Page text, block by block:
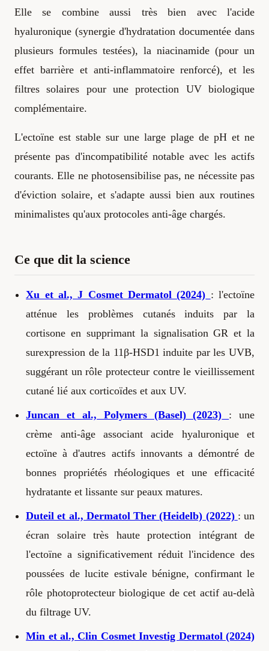
Elle se combine aussi très bien avec l'acide
hyaluronique (synergie d'hydratation documentée dans
plusieurs formules testées), la niacinamide (pour un
effet barrière et anti-inflammatoire renforcé), et les
filtres solaires pour une protection UV biologique
complémentaire.
L'ectoïne est stable sur une large plage de pH et ne
présente pas d'incompatibilité notable avec les actifs
courants. Elle ne photosensibilise pas, ne nécessite pas
d'éviction solaire, et s'adapte aussi bien aux routines
minimalistes qu'aux protocoles anti-âge chargés.
Ce que dit la science
Xu et al., J Cosmet Dermatol (2024) : l'ectoïne
atténue les problèmes cutanés induits par la
cortisone en supprimant la signalisation GR et la
surexpression de la 11β-HSD1 induite par les UVB,
suggérant un rôle protecteur contre le vieillissement
cutané lié aux corticoïdes et aux UV.
Juncan et al., Polymers (Basel) (2023)
: une
crème anti-âge associant acide hyaluronique et
ectoïne à d'autres actifs innovants a démontré de
bonnes propriétés rhéologiques et une efficacité
hydratante et lissante sur peaux matures.
Duteil et al., Dermatol Ther (Heidelb) (2022) : un
écran solaire très haute protection intégrant de
l'ectoïne a significativement réduit l'incidence des
poussées de lucite estivale bénigne, confirmant le
rôle photoprotecteur biologique de cet actif au-delà
du filtrage UV.
Min et al., Clin Cosmet Investig Dermatol (2024)